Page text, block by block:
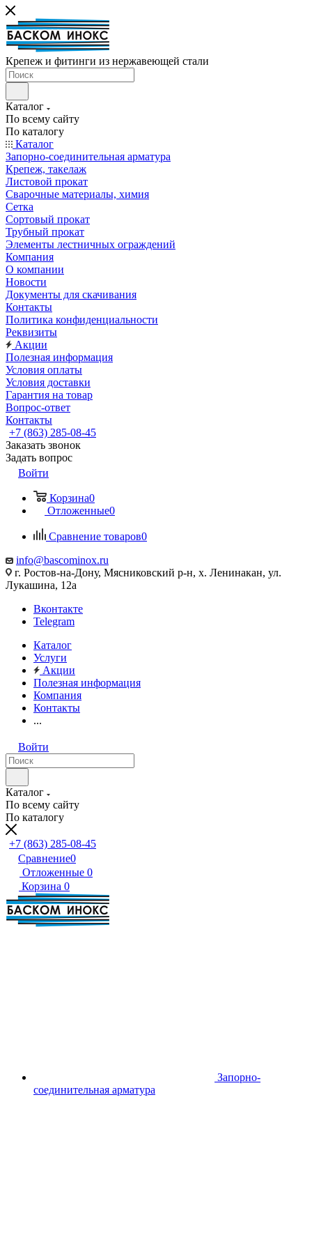
Крепеж и фитинги из нержавеющей стали
Каталог
По всему сайту
По каталогу
Каталог
Запорно-соединительная арматура
Крепеж, такелаж
Листовой прокат
Сварочные материалы, химия
Сетка
Сортовый прокат
Трубный прокат
Элементы лестничных ограждений
Компания
О компании
Новости
Документы для скачивания
Контакты
Политика конфиденциальности
Реквизиты
Акции
Полезная информация
Условия оплаты
Условия доставки
Гарантия на товар
Вопрос-ответ
Контакты
+7 (863) 285-08-45
Заказать звонок
Задать вопрос
Войти
Корзина0
Отложенные0
Сравнение товаров0
info@bascominox.ru
г. Ростов-на-Дону, Мясниковский р-н, х. Ленинакан, ул.
Лукашина, 12а
Вконтакте
Telegram
Каталог
Услуги
Акции
Полезная информация
Компания
Контакты
...
Войти
Каталог
По всему сайту
По каталогу
+7 (863) 285-08-45
Сравнение0
Отложенные 0
Корзина 0
Запорно-
соединительная арматура